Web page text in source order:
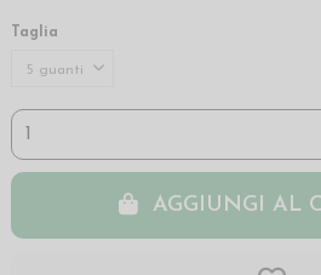
Taglia
AGGIUNGI AL